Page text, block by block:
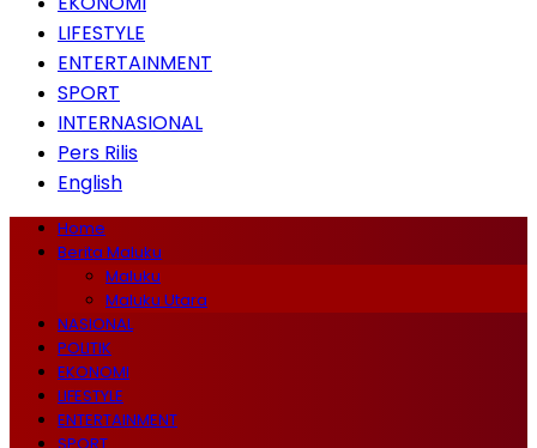
LIFESTYLE
ENTERTAINMENT
SPORT
INTERNASIONAL
Pers Rilis
English
Home
Berita Maluku
Maluku
Maluku Utara
NASIONAL
POLITIK
EKONOMI
LIFESTYLE
ENTERTAINMENT